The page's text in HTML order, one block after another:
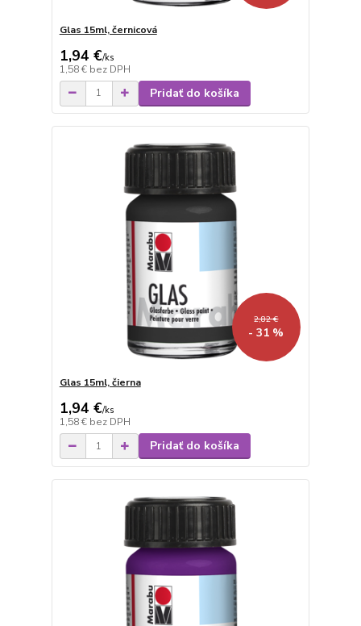
Glas 15ml, černicová
1,94 €/ks
1,58 € bez DPH
Pridať do košíka
2,82 €
- 31 %
Glas 15ml, čierna
1,94 €/ks
1,58 € bez DPH
Pridať do košíka